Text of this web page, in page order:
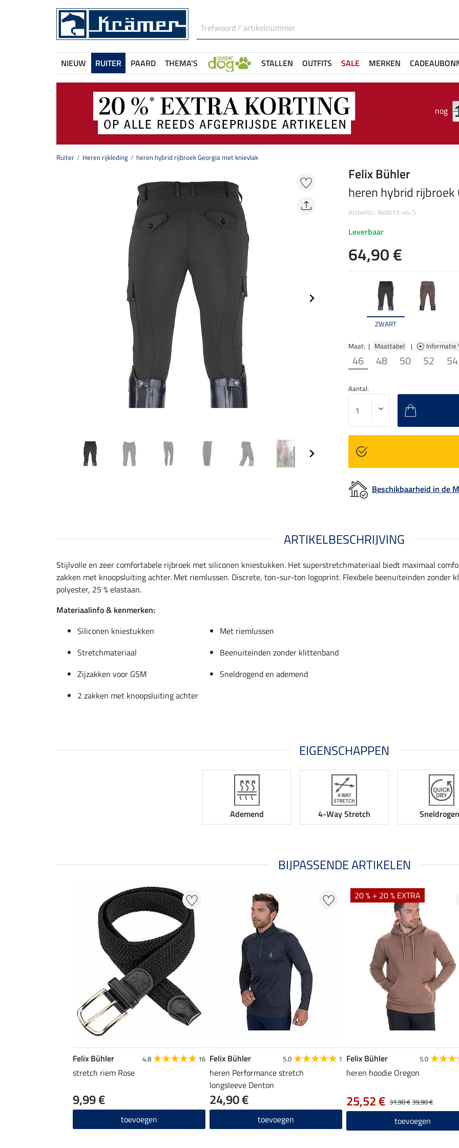
NIEUW RUITER PAARD THEMA'S STALLEN OUTFITS SALE MERKEN
nog
Ruiter Heren rijkleding heren hybrid rijbroek Georgia met knievlak
ZWART
Maat: | Maattabel | Informatie
46 48 50 52 54
Felix Bühler
heren hybrid
Artikelnr.: 840013-46-S
Leverbaar
64,90 €
Aantal:
Beschikbaarheid in de
ARTIKELBESCHRIJVING
Stijlvolle en zeer comfortabele rijbroek met siliconen kniestukken. Het superstretchmateriaal biedt maximaal
zakken met knoopsluiting achter. Met riemlussen. Discrete, ton-sur-ton logoprint. Flexibele beenuiteinden zonder
polyester, 25 % elastaan.
Materiaalinfo & kenmerken:
Siliconen kniestukken
Met riemlussen
Stretchmateriaal
Beenuiteinden zonder klittenband
Zijzakken voor GSM
Sneldrogend en ademend
2 zakken met knoopsluiting achter
EIGENSCHAPPEN
Ademend 4-Way Stretch
BIJPASSENDE ARTIKELEN
Felix Bühler 4.8 16
stretch riem Rose
9,99 €
toevoegen
Felix Bühler 5.0 1
heren Performance stretch
longsleeve Denton
24,90 €
toevoegen
20 % + 20 % EXTRA
Felix Bühler 5.0
heren hoodie Oregon
31,90 €39,90 €
25,52 €
toevoegen